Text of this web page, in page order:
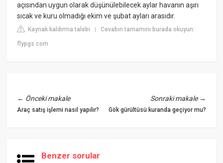
açısından uygun olarak düşünülebilecek aylar havanın aşırı
sıcak ve kuru olmadığı ekim ve şubat ayları arasıdır.
Kaynak kaldırma talebi |Cevabın tamamını burada okuyun:
flypgs.com
← Önceki makale
Araç satış işlemi nasıl yapılır?
Sonraki makale→
Gök gürültüsü kuranda geçiyor mu?
Benzer sorular